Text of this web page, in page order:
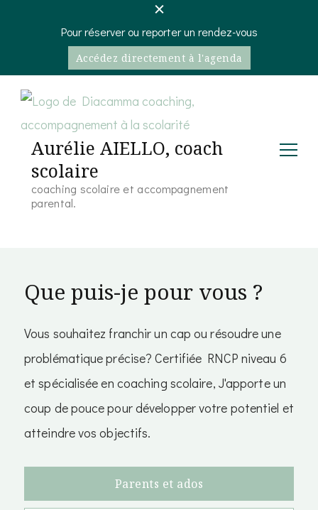
Pour réserver ou reporter un rendez-vous
Accédez directement à l'agenda
Aurélie AIELLO, coach
scolaire
coaching scolaire et accompagnement
parental.
Que puis-je pour vous ?
Vous souhaitez franchir un cap ou résoudre une
problématique précise? Certifiée RNCP niveau 6
et spécialisée en coaching scolaire, J'apporte un
coup de pouce pour développer votre potentiel et
atteindre vos objectifs.
Parents et ados